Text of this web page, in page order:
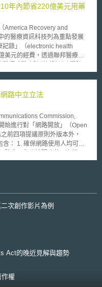
而具有可專利適格性，但認為
具有可專利適格性，因為其並
並未創造或改變任何BRCA1
Genetics, Inc.發現了一項
物質分離並非一種發明行為。
天然發生者不同，cDNA則具有
根據美國專利法第101條具有可
法僅為揭露一項自然法則，即
人類行為（投以藥物）來促使
應為自然過程。而不具有可專
年內節省220億美元用藥
Recovery and
的醫療資訊科技列為重點發展
記錄」（electronic health
美元的經費，透過聯邦醫療保
醫師或醫療院所符合實質EHR
用者，則將以每年多1%的比
日前確立EHR的標準，包含了
（clinical functionality）及安
子醫囑（e-prescribing）所
供醫師判斷何種藥物（包含學
可顯示該病患用藥紀錄，及其
一項由美國藥物照顧管理協
PCMA）所贊助的調
措施，將使e-prescribing的運
費。
路中立立法
Commission,
始進行對「網路開放」（Open
前四項提議原則外版本外，
： 1. 確保網路使用人均可選
）之自由； 4. 網路提供業者
content providers）者間之競
於網路流量（traffic）而對之
及管理措施對使用者所造成之
提出網路自由法案（Internet
表示，已獲得政策原則執行之
次創作影片為例
Act的晚近見解與趨勢
作權